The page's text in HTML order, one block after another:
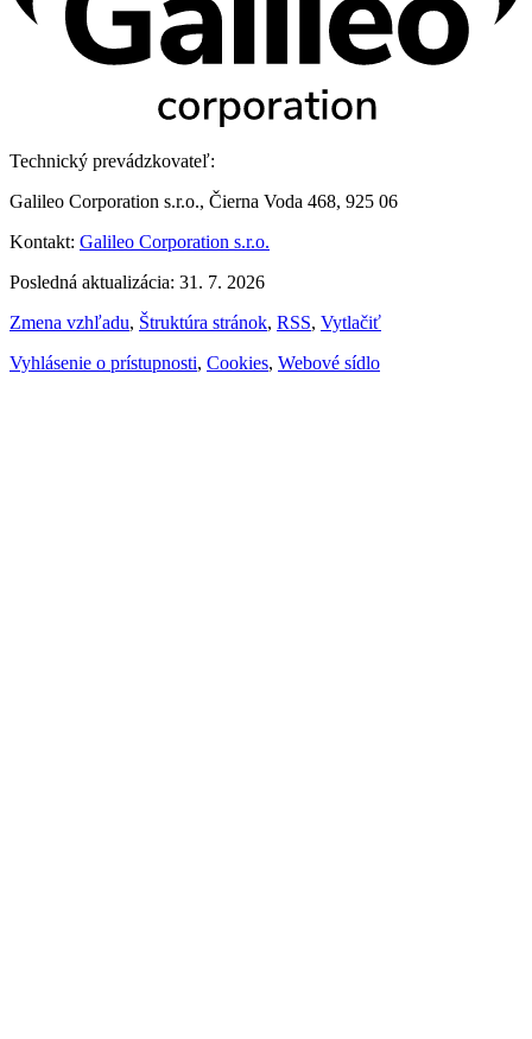
Technický prevádzkovateľ:
Galileo Corporation s.r.o., Čierna Voda 468, 925 06
Kontakt: Galileo Corporation s.r.o.
Posledná aktualizácia: 31. 7. 2026
Zmena vzhľadu, Štruktúra stránok, RSS, Vytlačiť
Vyhlásenie o prístupnosti, Cookies, Webové sídlo